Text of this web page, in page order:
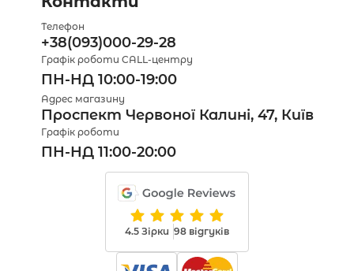
Телефон
+38(093)000-29-28
Графік роботи CALL-центру
ПН-НД 10:00-19:00
Адрес магазину
Проспект Червоної Калині, 47, Київ
Графік роботи
ПН-НД 11:00-20:00
4.5 Зірки 98 відгуків